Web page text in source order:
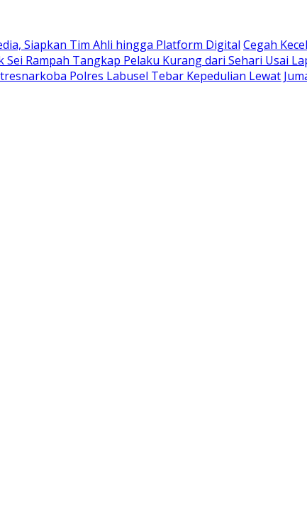
Siapkan Tim Ahli hingga Platform Digital Cegah
Sei Rampah Tangkap Pelaku Kurang dari Sehari Usai
Polres Labusel Tebar Kepedulian Lewat